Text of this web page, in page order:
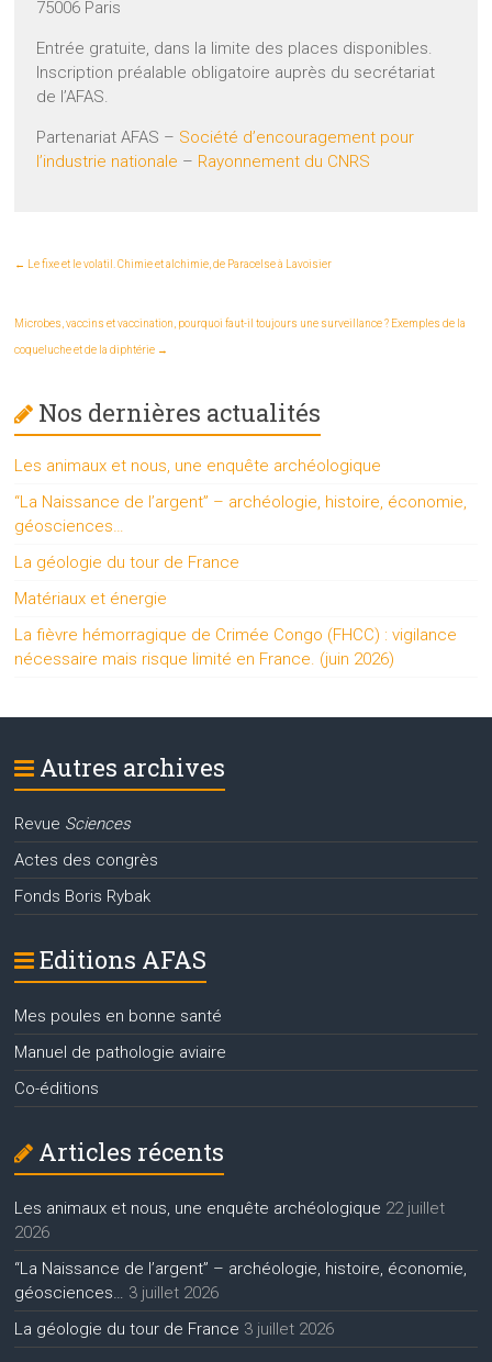
75006 Paris
Entrée gratuite, dans la limite des places disponibles.
Inscription préalable obligatoire auprès du secrétariat
de l’AFAS.
Partenariat AFAS – Société d’encouragement pour
l’industrie nationale – Rayonnement du CNRS
← Le fixe et le volatil. Chimie et alchimie, de Paracelse à Lavoisier
Microbes, vaccins et vaccination, pourquoi faut-il toujours une surveillance ? Exemples de la
coqueluche et de la diphtérie →
Nos dernières actualités
Les animaux et nous, une enquête archéologique
“La Naissance de l’argent” – archéologie, histoire, économie,
géosciences…
La géologie du tour de France
Matériaux et énergie
La fièvre hémorragique de Crimée Congo (FHCC) : vigilance
nécessaire mais risque limité en France. (juin 2026)
Autres archives
Revue Sciences
Actes des congrès
Fonds Boris Rybak
Editions AFAS
Mes poules en bonne santé
Manuel de pathologie aviaire
Co-éditions
Articles récents
Les animaux et nous, une enquête archéologique 22 juillet
2026
“La Naissance de l’argent” – archéologie, histoire, économie,
géosciences…
3 juillet 2026
La géologie du tour de France 3 juillet 2026